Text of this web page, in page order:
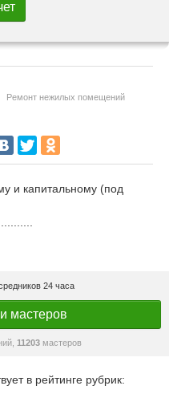
Ремонт нежилых помещений
и капитальному (под
24 часа
мастеров
11203 мастеров
в рейтинге рубрик: